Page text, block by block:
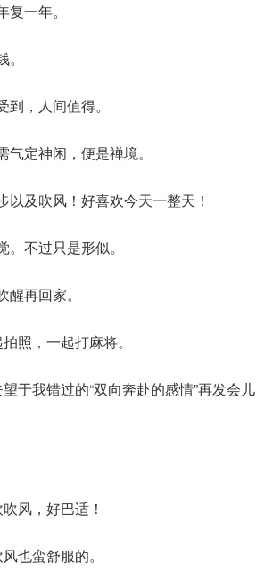
一年。
，人间值得。
定神闲，便是禅境。
及吹风！好喜欢今天一整天！
不过只是形似。
再回家。
照，一起打麻将。
于我错过的“双向奔赴的感情”再发会儿
风，好巴适！
也蛮舒服的。